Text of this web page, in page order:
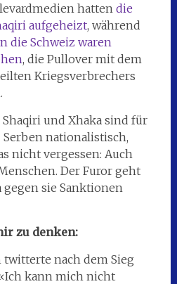
hatten die
aufgeheizt, während
die Schweiz waren
, die Pullover mit dem
Kriegsverbrechers
und Xhaka sind für
nationalistisch,
nicht vergessen: Auch
Der Furor geht
sie Sanktionen
zu denken:
nach dem Sieg
kann mich nicht